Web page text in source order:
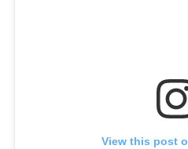
View this post